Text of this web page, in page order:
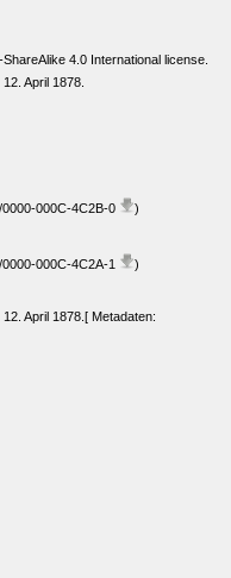
4.0 International license.
April 1878.
000C-4C2B-0
)
000C-4C2A-1
)
April 1878.[ Metadaten: